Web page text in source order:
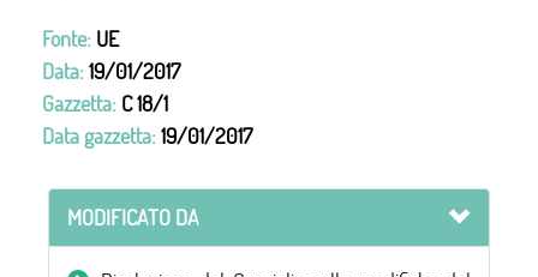
Fonte: UE
Data:19/01/2017
Gazzetta: C 18/1
Data gazzetta:19/01/2017
MODIFICATO DA